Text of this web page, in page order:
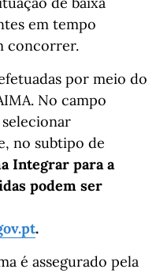
em tempo
concorrer.
por meio do
No campo
no subtipo de
Integrar para a
podem ser
.
é assegurado pela